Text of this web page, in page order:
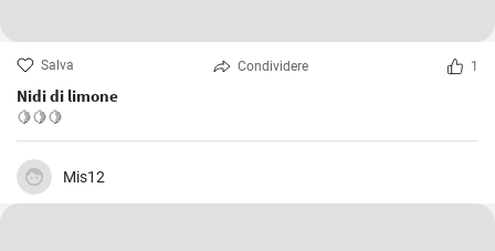
Salva Condividere 1
Nidi di limone
🍋🍋🍋
Mis12